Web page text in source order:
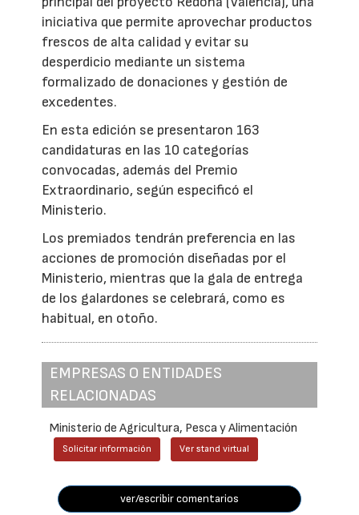
iniciativa que permite aprovechar productos
frescos de alta calidad y evitar su
desperdicio mediante un sistema
formalizado de donaciones y gestión de
excedentes.
En esta edición se presentaron 163
candidaturas en las 10 categorías
convocadas, además del Premio
Extraordinario, según especificó el
Ministerio.
Los premiados tendrán preferencia en las
acciones de promoción diseñadas por el
Ministerio, mientras que la gala de entrega
de los galardones se celebrará, como es
habitual, en otoño.
EMPRESAS O ENTIDADES
RELACIONADAS
Ministerio de Agricultura, Pesca y Alimentación
Solicitar información Ver stand virtual
ver/escribir comentarios